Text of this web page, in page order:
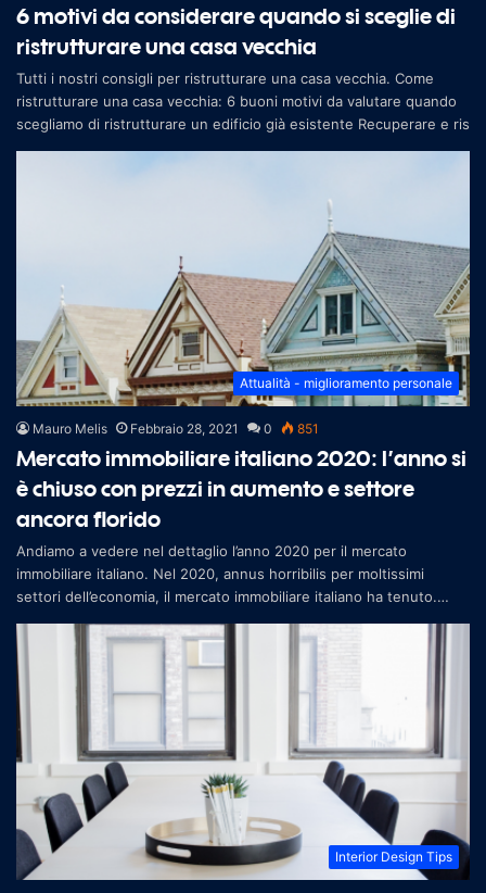
6 motivi da considerare quando si sceglie di
ristrutturare una casa vecchia
Tutti i nostri consigli per ristrutturare una casa vecchia. Come
ristrutturare una casa vecchia: 6 buoni motivi da valutare quando
scegliamo di ristrutturare un edificio già esistente Recuperare e ris
Attualità - miglioramento personale
Mauro Melis Febbraio 28, 2021 0 851
Mercato immobiliare italiano 2020: l’anno si
è chiuso con prezzi in aumento e settore
ancora florido
Andiamo a vedere nel dettaglio l’anno 2020 per il mercato
immobiliare italiano. Nel 2020, annus horribilis per moltissimi
settori dell’economia, il mercato immobiliare italiano ha tenuto.
Second
Interior Design Tips